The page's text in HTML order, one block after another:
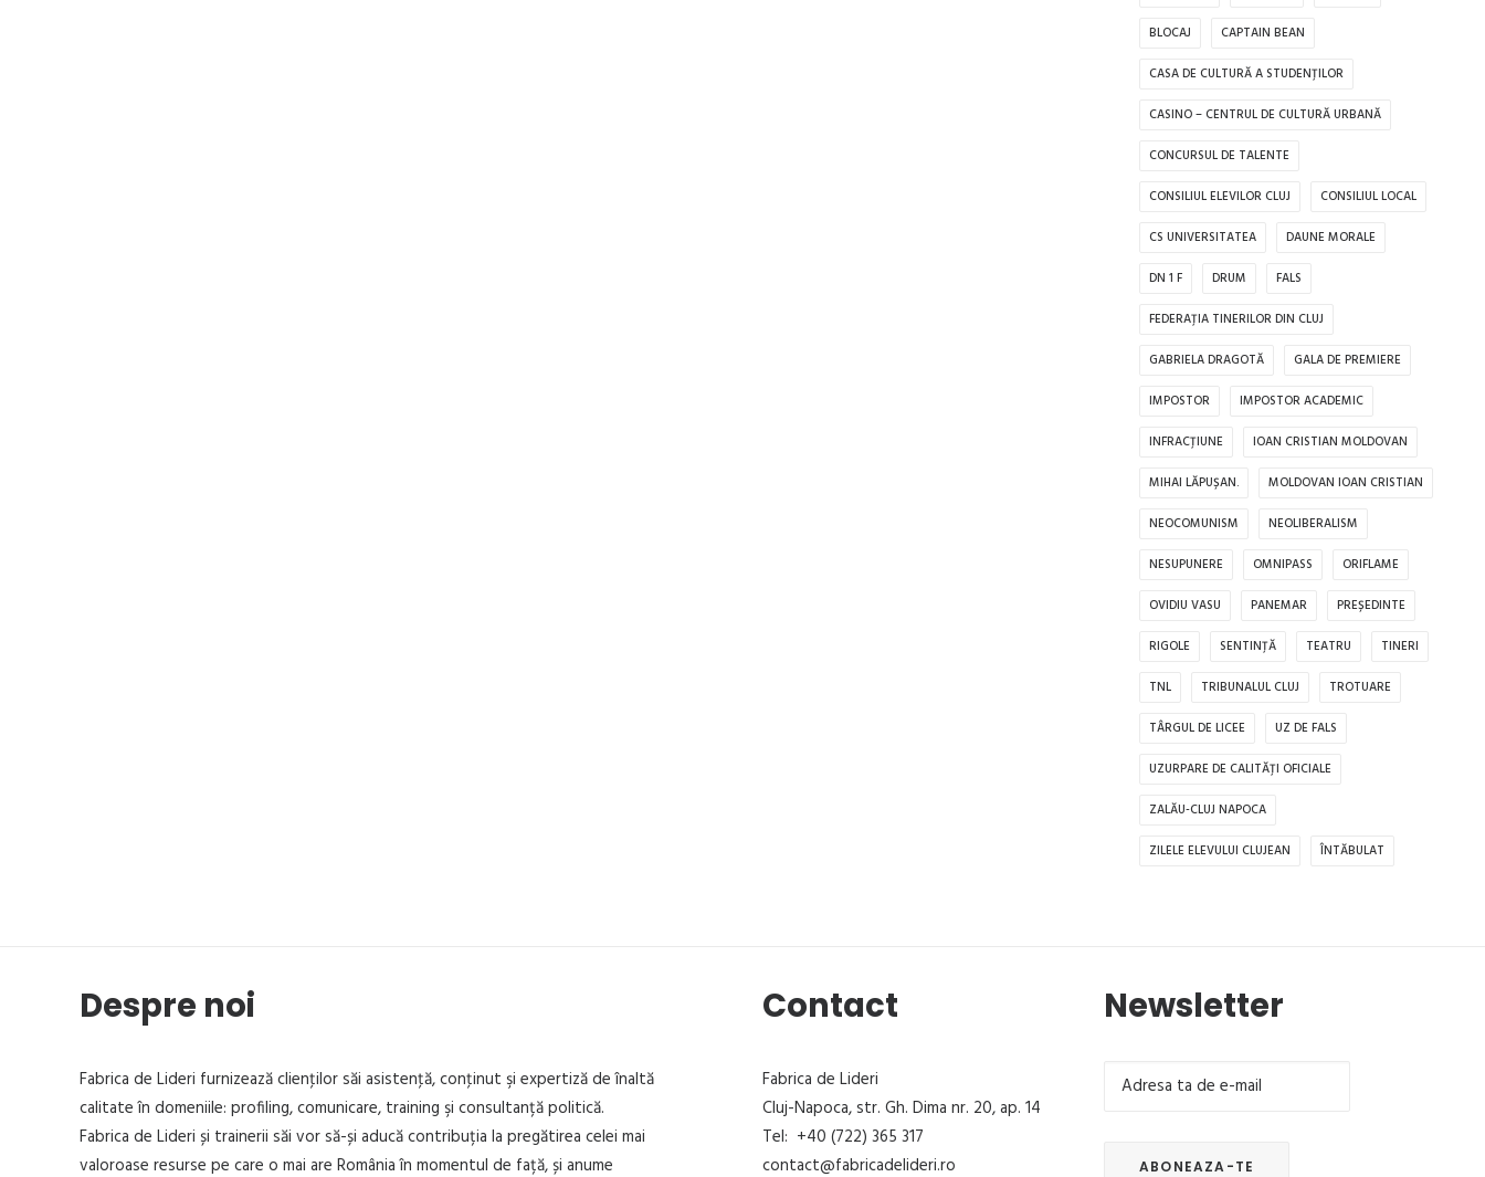
BLOCAJ CAPTAIN BEAN
CASA DE CULTURĂ A STUDENȚILOR
CASINO – CENTRUL DE CULTURĂ URBANĂ
CONCURSUL DE TALENTE
CONSILIUL ELEVILOR CLUJ CONSILIUL LOCAL
CS UNIVERSITATEA DAUNE MORALE
DN 1 F DRUM FALS
FEDERAȚIA TINERILOR DIN CLUJ
GABRIELA DRAGOTĂ GALA DE PREMIERE
IMPOSTOR IMPOSTOR ACADEMIC
INFRACȚIUNE IOAN CRISTIAN MOLDOVAN
MIHAI LĂPUȘAN. MOLDOVAN IOAN CRISTIAN
NEOCOMUNISM NEOLIBERALISM
NESUPUNERE OMNIPASS ORIFLAME
OVIDIU VASU PANEMAR PREȘEDINTE
RIGOLE SENTINȚĂ TEATRU TINERI
TNL TRIBUNALUL CLUJ TROTUARE
TÂRGUL DE LICEE UZ DE FALS
UZURPARE DE CALITĂȚI OFICIALE
ZALĂU-CLUJ NAPOCA
ZILELE ELEVULUI CLUJEAN ÎNTĂBULAT
Despre noi
Fabrica de Lideri furnizează clienţilor săi asistenţă, conţinut şi expertiză de înaltă
calitate în domeniile: profiling, comunicare, training şi consultanță politică.
Fabrica de Lideri și trainerii săi vor să-și aducă contribuția la pregătirea celei mai
valoroase resurse pe care o mai are România în momentul de față, și anume
Contact
Fabrica de Lideri
Cluj-Napoca, str. Gh. Dima nr. 20, ap. 14
Tel: +40 (722) 365 317
contact@fabricadelideri.ro
Newsletter